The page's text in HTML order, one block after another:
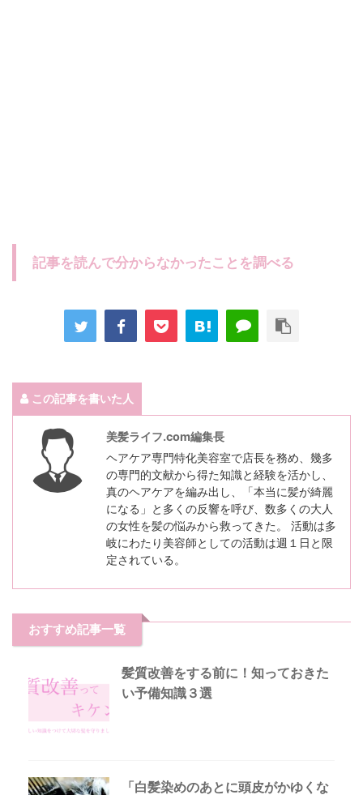
記事を読んで分からなかったことを調べる
この記事を書いた人
美髪ライフ.com編集長
ヘアケア専門特化美容室で店長を務め、幾多
の専門的文献から得た知識と経験を活かし、
真のヘアケアを編み出し、「本当に髪が綺麗
になる」と多くの反響を呼び、数多くの大人
の女性を髪の悩みから救ってきた。 活動は多
岐にわたり美容師としての活動は週１日と限
定されている。
おすすめ記事一覧
髪質改善をする前に！知っておきた
い予備知識３選
「白髪染めのあとに頭皮がかゆくな